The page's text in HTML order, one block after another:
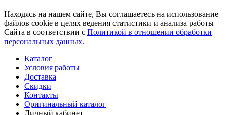
Находясь на нашем сайте, Вы соглашаетесь на использование
файлов cookie в целях ведения статистики и анализа работы
Сайта в соответствии с Политикой в отношении обработки
персональных данных.
Каталог
Условия работы
Доставка
Скидки
Контакты
Оригинальный каталог
Личный кабинет